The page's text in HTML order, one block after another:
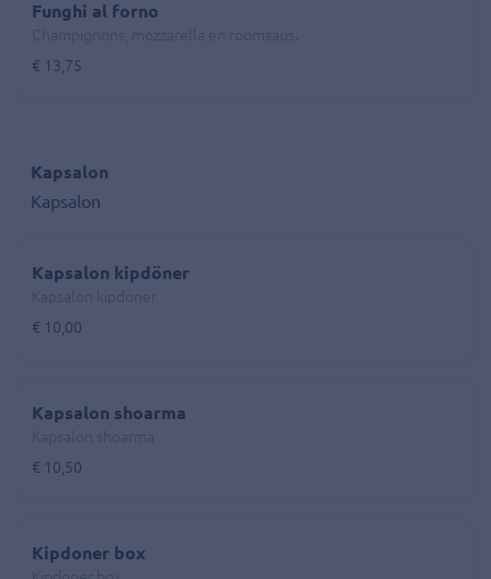
Funghi al forno
€ 13,75
Kapsalon
Kapsalon
Kapsalon kipdöner
€ 10,00
Kapsalon shoarma
€ 10,50
Kipdoner box